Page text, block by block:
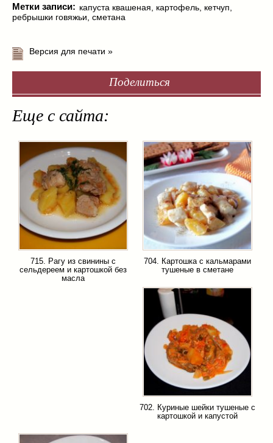
Метки записи: капуста квашеная картофель кетчуп
ребрышки говяжьи сметана
Версия для печати »
Поделиться
Еще с сайта:
715. Рагу из свинины с
сельдереем и картошкой без
масла
704. Картошка с кальмарами
тушеные в сметане
702. Куриные шейки тушеные с
картошкой и капустой